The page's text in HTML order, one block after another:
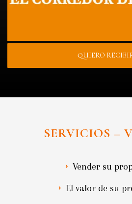
QUIERO
SERVICIOS –
Vender su
El valor de su